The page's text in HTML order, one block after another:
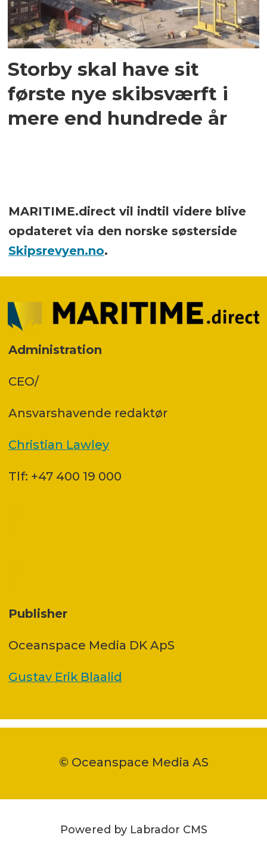
Storby skal have sit
første nye skibsværft i
mere end hundrede år
MARITIME.direct vil indtil videre blive
opdateret via den norske søsterside
Skipsrevyen.no.
Administration
CEO/
Ansvars­havende redaktør
Christian Lawley
Tlf: +47 400 19 000
Publisher
Oceanspace Media DK ApS
Gustav Erik Blaalid
© Oceanspace Media AS
Powered by Labrador CMS